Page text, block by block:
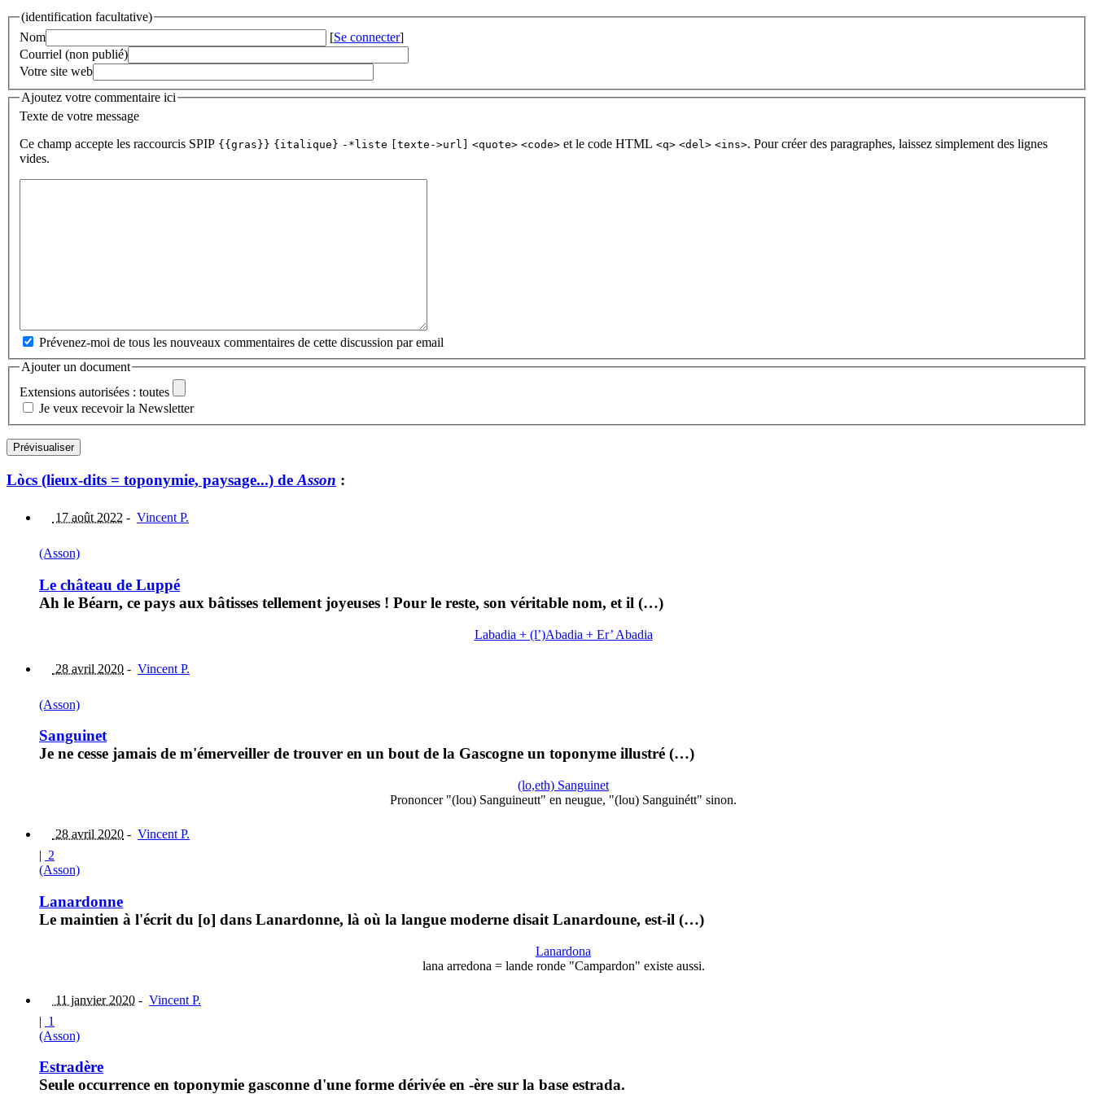
(identification facultative)
Nom
[Se connecter]
Courriel (non publié)
Votre site web
Ajoutez votre commentaire ici
Texte de votre message
Ce champ accepte les raccourcis SPIP {{gras}} {italique} -*liste [texte->url] <quote> <code> et le code HTML <q> <del> <ins>. Pour créer des paragraphes, laissez simplement des lignes
vides.
Prévenez-moi de tous les nouveaux commentaires de cette discussion par email
Ajouter un document
Extensions autorisées : toutes
Je veux recevoir la Newsletter
Lòcs (lieux-dits = toponymie, paysage...) de Asson :
17 août 2022 - Vincent P.
(Asson)
Le château de Luppé
Ah le Béarn, ce pays aux bâtisses tellement joyeuses ! Pour le reste, son véritable nom, et il (…)
Labadia + (l’)Abadia + Er’ Abadia
28 avril 2020 - Vincent P.
(Asson)
Sanguinet
Je ne cesse jamais de m'émerveiller de trouver en un bout de la Gascogne un toponyme illustré (…)
(lo,eth) Sanguinet
Prononcer "(lou) Sanguineutt" en neugue, "(lou) Sanguinétt" sinon.
28 avril 2020 - Vincent P.
| 2
(Asson)
Lanardonne
Le maintien à l'écrit du [o] dans Lanardonne, là où la langue moderne disait Lanardoune, est-il (…)
Lanardona
lana arredona = lande ronde "Campardon" existe aussi.
11 janvier 2020 - Vincent P.
| 1
(Asson)
Estradère
Seule occurrence en toponymie gasconne d'une forme dérivée en -ère sur la base estrada.